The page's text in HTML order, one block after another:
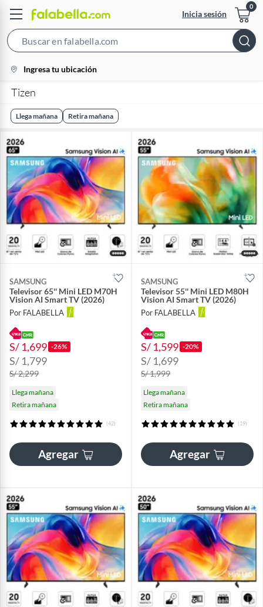
Inicia sesión
Bar
location-
icon
Ingresa tu ubicación
Tizen
Llega mañana Retira mañana
SAMSUNG
Televisor 65'' Mini LED M70H
Vision AI Smart TV (2026)
Por FALABELLA
S/ 1,699 -26%
S/ 1,799
S/ 2,299
Llega mañana
Retira mañana
(42)
Agregar
SAMSUNG
Televisor 55'' Mini LED M80H
Vision AI Smart TV (2026)
Por FALABELLA
S/ 1,599 -20%
S/ 1,699
S/ 1,999
Llega mañana
Retira mañana
(19)
Agregar